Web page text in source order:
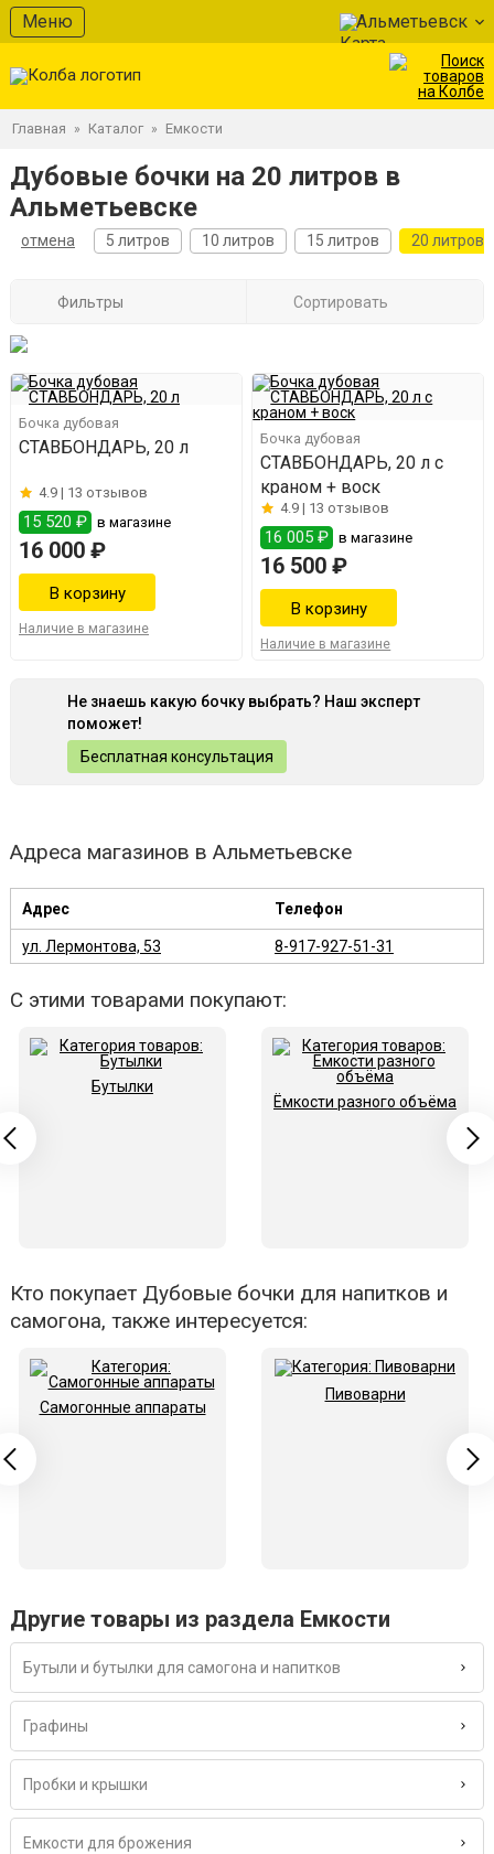
Меню Альметьевск
Главная » Каталог » Емкости
Дубовые бочки на 20 литров в
Альметьевске
отмена 5 литров 10 литров 15 литров 20 литров
Фильтры Сортировать
Бочка дубовая
СТАВБОНДАРЬ, 20 л
4.9 | 13 отзывов
15 520 ₽ в магазине
16 000 ₽
Наличие в магазине
Бочка дубовая
СТАВБОНДАРЬ, 20 л с
краном + воск
4.9 | 13 отзывов
16 005 ₽ в магазине
16 500 ₽
Наличие в магазине
Не знаешь какую бочку выбрать? Наш эксперт
поможет!
Бесплатная консультация
Адреса магазинов в Альметьевске
Адрес Телефон
ул. Лермонтова, 53 8-917-927-51-31
С этими товарами покупают:
Бутылки
Ёмкости разного объёма
Кто покупает Дубовые бочки для напитков и
самогона, также интересуется:
Самогонные аппараты
Пивоварни
Другие товары из раздела Емкости
Бутыли и бутылки для самогона и напитков
Графины
Пробки и крышки
Емкости для брожения